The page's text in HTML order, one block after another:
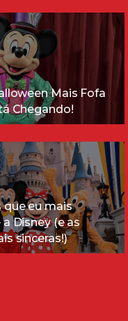
Mais Fofa
Chegando!
que eu mais
Disney (e as
sinceras!)